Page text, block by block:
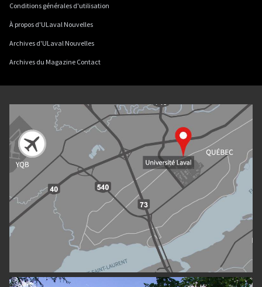
Conditions générales d'utilisation
À propos d'ULaval Nouvelles
Archives d'ULaval Nouvelles
Archives du Magazine Contact